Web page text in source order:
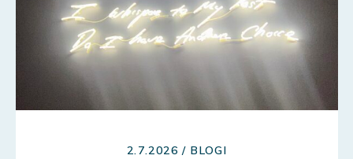
2.7.2026 / BLOGI